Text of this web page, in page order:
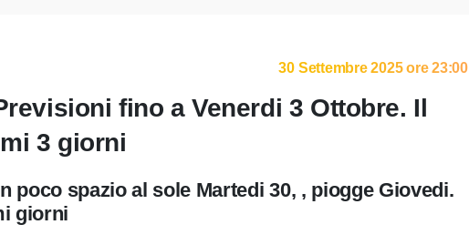
30 Settembre 2025 ore 23:00
fino a Venerdi 3 Ottobre. Il
3 giorni
poco spazio al sole Martedi 30, , piogge Giovedi.
giorni